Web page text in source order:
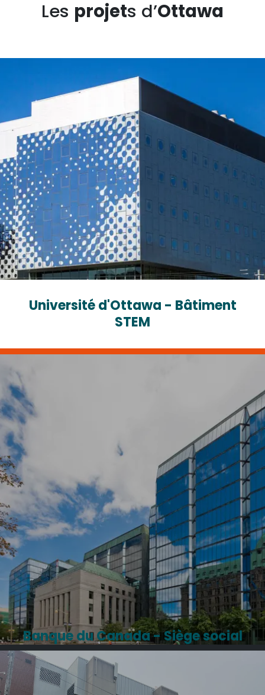
Les projets d’Ottawa
Université d'Ottawa - Bâtiment
STEM
Banque du Canada - Siège social